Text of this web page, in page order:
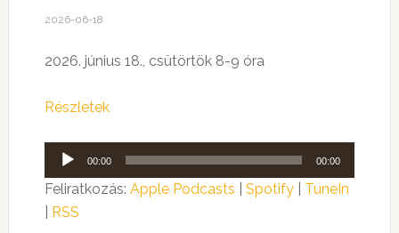
2026-06-18
2026. június 18., csütörtök 8-9 óra
Részletek
Audió
lejátszó
00:00 00:00
Feliratkozás: Apple Podcasts Spotify| TuneIn
RSS